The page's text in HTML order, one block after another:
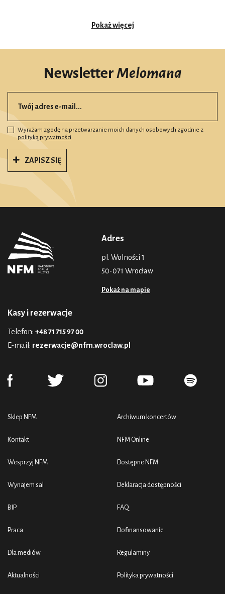
Pokaż więcej
NewsletterMelomana
Wyrażam zgodę na przetwarzanie moich danych osobowych zgodnie z
polityką prywatności
ZAPISZ SIĘ
Adres
pl. Wolności 1
50-071 Wrocław
Pokaż na mapie
Kasy i rezerwacje
Telefon: +48 71 715 97 00
E-mail: rezerwacje@nfm.wroclaw.pl
Sklep NFM
Kontakt
Wesprzyj NFM
Wynajem sal
BIP
Praca
Dla mediów
Aktualności
Archiwum koncertów
NFM Online
Dostępne NFM
Deklaracja dostępności
FAQ
Dofinansowanie
Regulaminy
Polityka prywatności